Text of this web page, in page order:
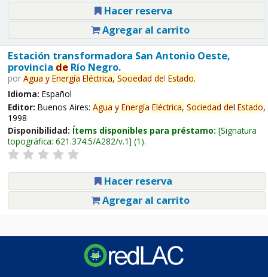
Hacer reserva
Agregar al carrito
Estación transformadora San Antonio Oeste,
provincia deRío Negro.
por Agua y Energía Eléctrica, Sociedad del Estado.
Idioma: Español
Editor: Buenos Aires: Agua y Energía Eléctrica, Sociedad del Estado,
1998
Disponibilidad: Ítems disponibles para préstamo: Signatura
topográfica: 621.374.5/A282/v.1 (1).
Hacer reserva
Agregar al carrito